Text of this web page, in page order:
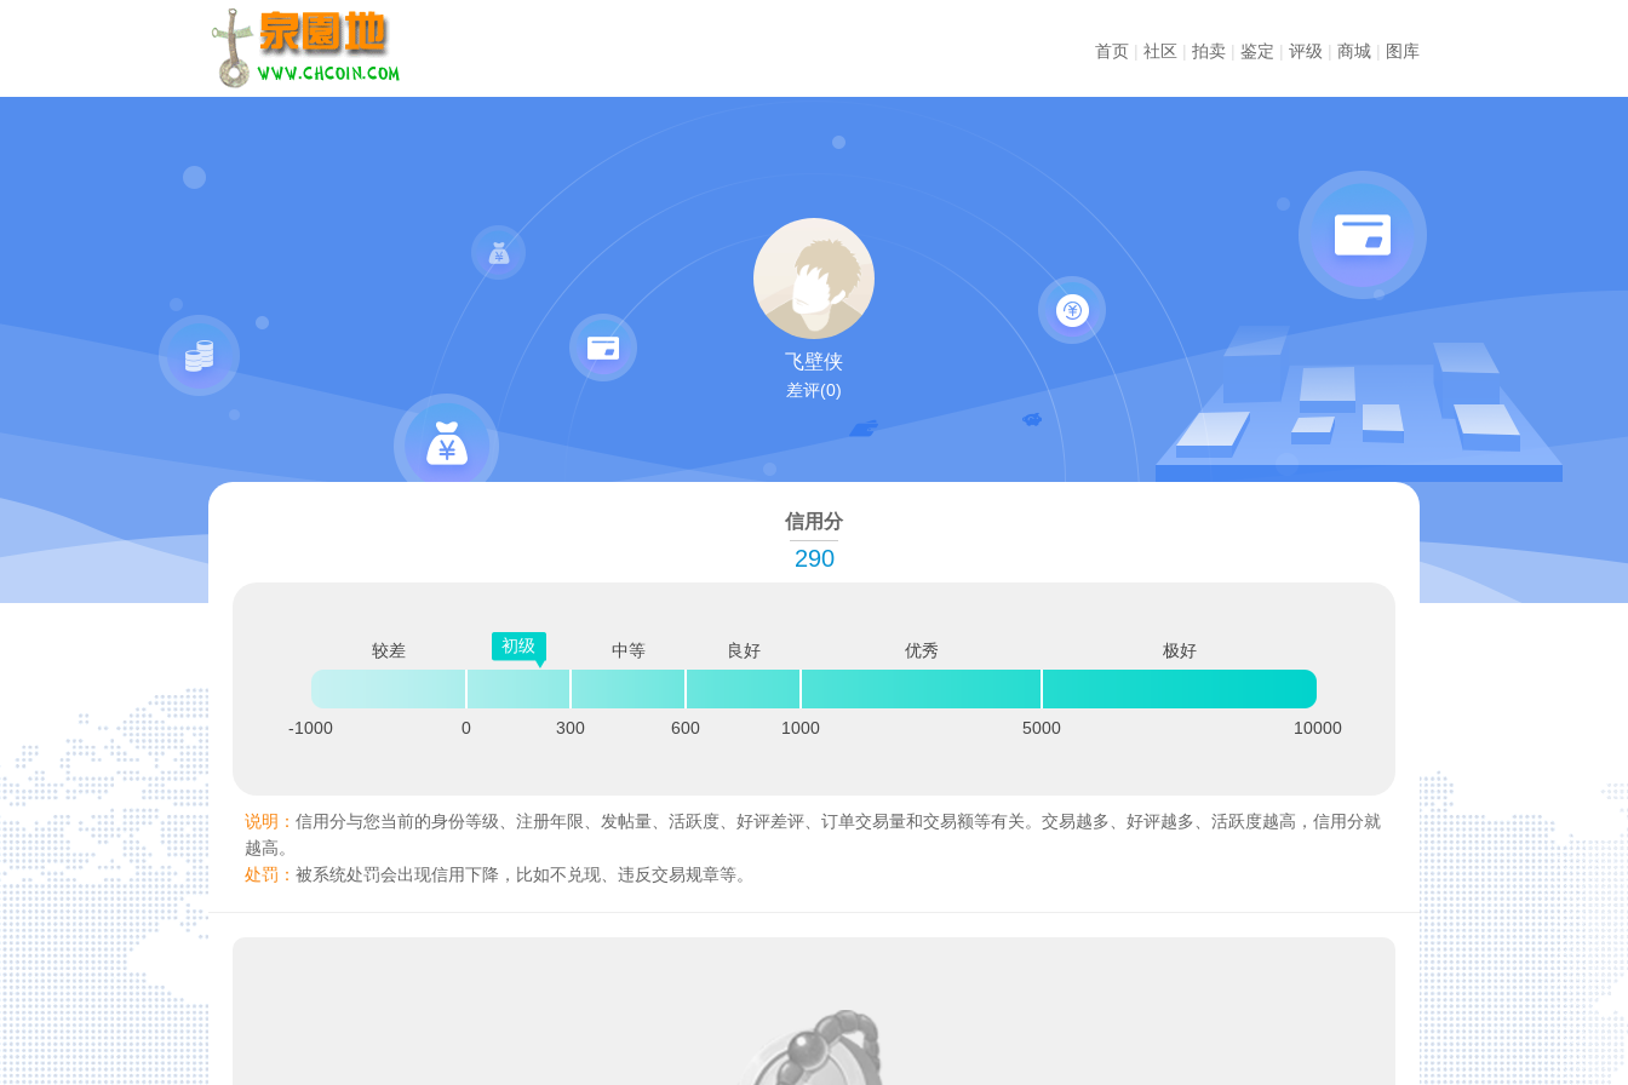
首页 | 社区 | 拍卖 | 鉴定 | 评级 | 商城 | 图库
飞壁侠
差评(0)
信用分
290
较差 初级 中等 良好 优秀 极好
-1000 0 300 600 1000 5000 10000
说明： 信用分与您当前的身份等级、注册年限、发帖量、活跃度、好评差评、订单交易量和交易额等有关。交易越多、好评越多、活跃度越高，信用分就
越高。
处罚： 被系统处罚会出现信用下降，比如不兑现、违反交易规章等。